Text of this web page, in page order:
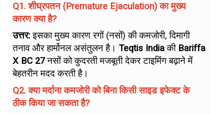
Q1. शीघ्रपतन (Premature Ejaculation) का मुख्य
कारण क्या है?
उत्तर:इसका मुख्य कारण रगों (नसों) की कमजोरी, दिमागी
तनाव और हार्मोनल असंतुलन है। Teqtis Indiaकी Bariffa
X BC 27नसों को कुदरती मजबूती देकर टाइमिंग बढ़ाने में
बेहतरीन मदद करती है।
Q2. क्या मर्दाना कमजोरी को बिना किसी साइड इफेक्ट के
ठीक किया जा सकता है?